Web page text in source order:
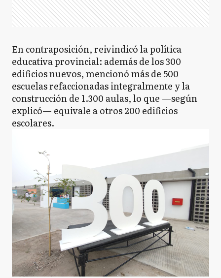
En contraposición, reivindicó la política
educativa provincial: además de los 300
edificios nuevos, mencionó más de 500
escuelas refaccionadas integralmente y la
construcción de 1.300 aulas, lo que —según
explicó— equivale a otros 200 edificios
escolares.